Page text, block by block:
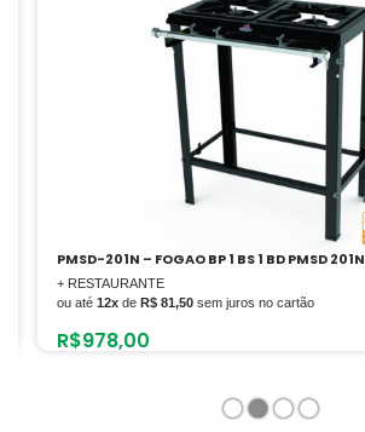
PMSD-201N – FOGAO BP 1 BS 1 BD PMSD 201N
+ RESTAURANTE
ou até 12x de R$ 81,50 sem juros no cartão
R$978,00
1 2 3 4